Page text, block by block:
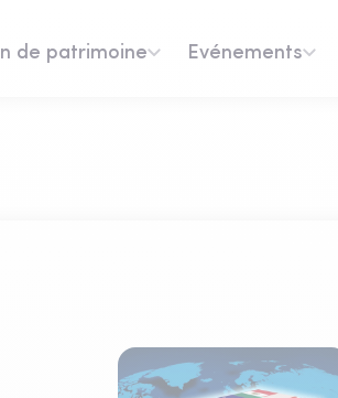
de patrimoine Evénements